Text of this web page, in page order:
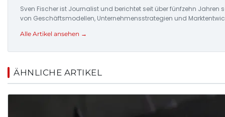
Sven Fischer ist Journalist und berichtet seit über fünfzehn
von Geschäftsmodellen, Unternehmensstrategien und
Alle Artikel ansehen →
ÄHNLICHE ARTIKEL